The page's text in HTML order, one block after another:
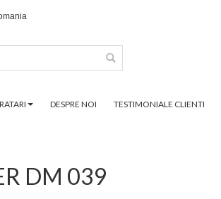
DESPRE NOI TESTIMONIALE CLIENTI
DM 039